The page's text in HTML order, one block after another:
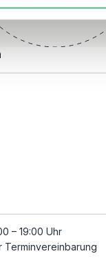
– 19:00 Uhr
Terminvereinbarung